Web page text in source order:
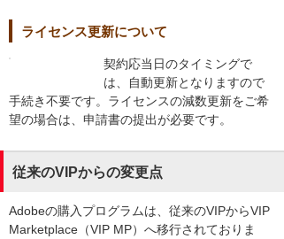
ライセンス更新について
契約応当日のタイミングで
は、自動更新となりますので
手続き不要です。ライセンスの減数更新をご希
望の場合は、申請書の提出が必要です。
従来のVIPからの変更点
Adobeの購入プログラムは、従来のVIPからVIP
Marketplace（VIP MP）へ移行されておりま